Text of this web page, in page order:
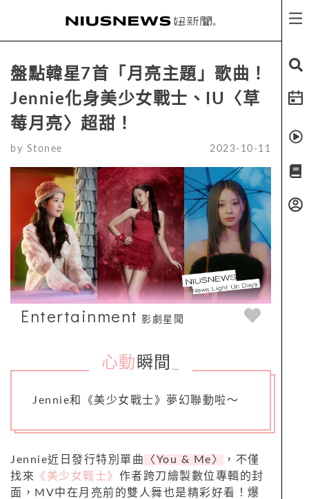
盤點韓星7首「月亮主題」歌曲！
Jennie化身美少女戰士、IU〈草
莓月亮〉超甜！
by Stonee 2023-10-11
Entertainment 影劇星聞
心動 瞬間
Jennie和《美少女戰士》夢幻聯動啦～
Jennie近日發行特別單曲 〈You & Me〉
，不僅
找來
《美少女戰士》 作者跨刀繪製數位專輯的封
面，MV中在月亮前的雙人舞也是精彩好看！爆